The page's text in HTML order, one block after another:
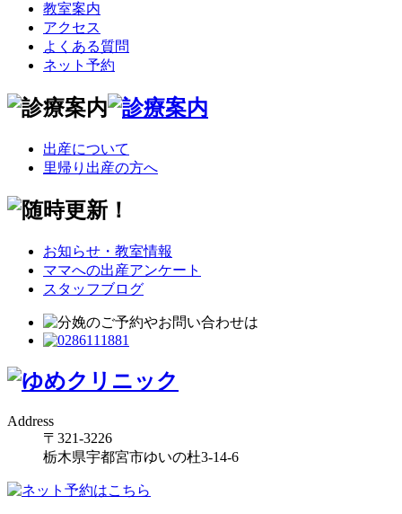
教室案内
アクセス
よくある質問
ネット予約
出産について
里帰り出産の方へ
お知らせ・教室情報
ママへの出産アンケート
スタッフブログ
Address
〒321-3226
栃木県宇都宮市ゆいの杜3-14-6